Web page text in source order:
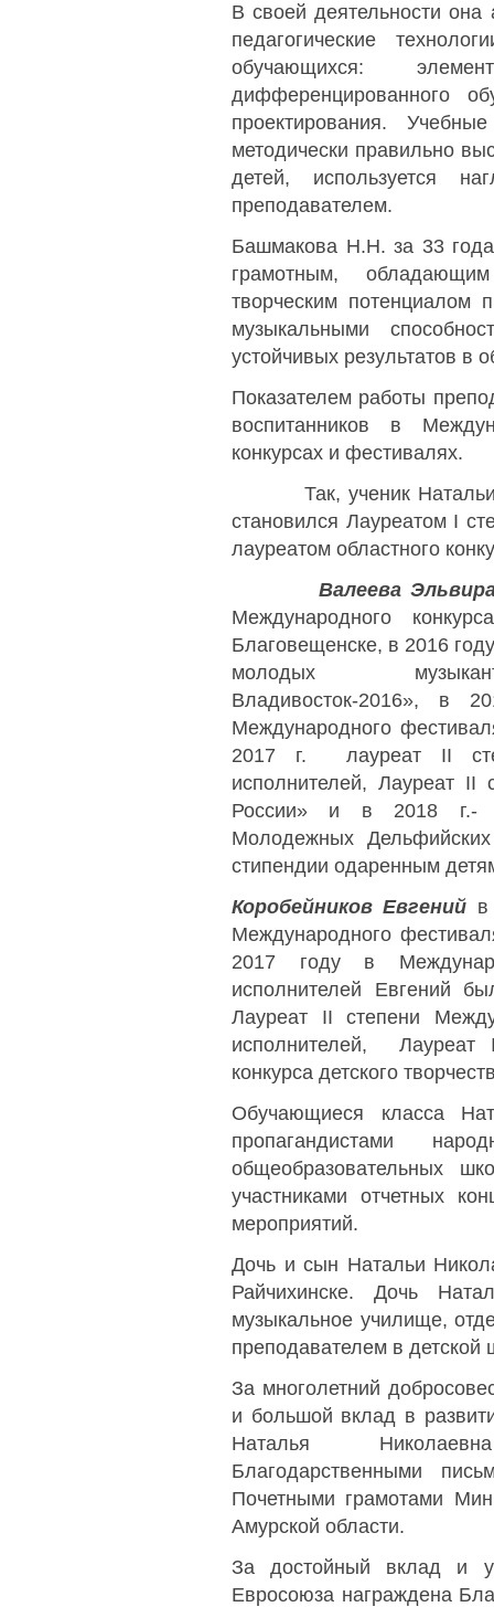
В своей деятельности она
педагогические
обучающихся:
дифференцированного
проектирования.
методически правильно
детей, используется
преподавателем.
Башмакова Н.Н. за 33
грамотным,
творческим потенциалом
музыкальными
устойчивых результатов в
Показателем работы
воспитанников в
конкурсах и фестивалях.
Так, ученик Натальи
становился Лауреатом I
лауреатом областного
Валеева
Международного
Благовещенске, в 2016
молодых
Владивосток-2016», в
Международного
2017 г. лауреат II
исполнителей, Лауреат II
России» и в 2018 г.-
Молодежных
стипендии одаренным
Коробейников Евгений в
Международного
2017 году в
исполнителей Евгений
Лауреат ІІ степени
исполнителей, Лауреат
конкурса детского
Обучающиеся класса
пропагандистами
общеобразовательных
участниками отчетных
мероприятий.
Дочь и сын Натальи
Райчихинске. Дочь
музыкальное училище,
преподавателем в детской
За многолетний
и большой вклад в
Наталья
Благодарственными
Почетными грамотами
Амурской области.
За достойный вклад и
Евросоюза награждена